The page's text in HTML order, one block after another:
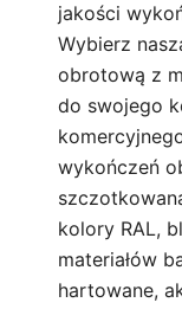
jakości
Wybierz
obrotową z
do swojego
wykończeń
kolory RAL,
materiałów
hartowane,